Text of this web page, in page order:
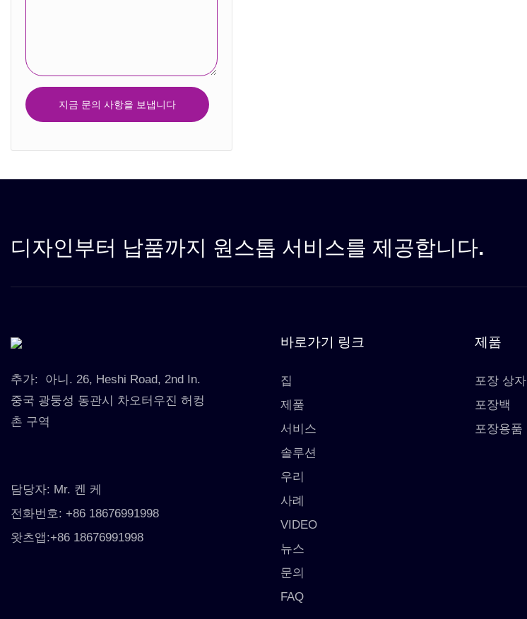
지금 문의 사항을 보냅니다
디자인부터 납품까지 원스톱 서비스를 제공합니다.
추가:
아니. 26, Heshi Road, 2nd In.
중국 광둥성 동관시 차오터우진 허컹
촌 구역
담당자: Mr. 켄 케
전화번호: +86 18676991998
왓츠앱:+86 18676991998
바로가기 링크
집
제품
서비스
솔루션
우리
사례
VIDEO
뉴스
문의
FAQ
제품
포장 상자
포장백
포장용품